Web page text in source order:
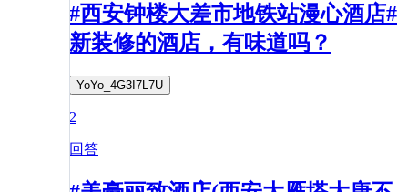
#西安钟楼大差市地铁站漫心酒店#
新装修的酒店，有味道吗？
YoYo_4G3I7L7U
2
回答